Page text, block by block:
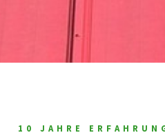
10 JAHRE